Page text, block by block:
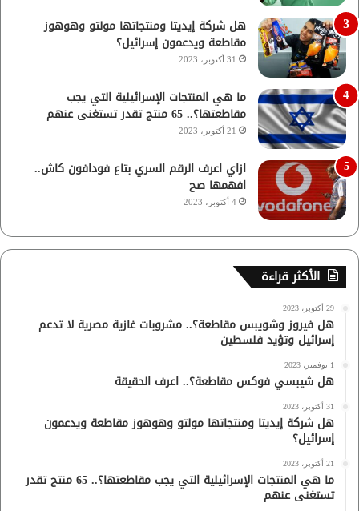
هل شركة إيديتا ومنتجاتها مولتو وهوهوز
مقاطعة ويدعمون إسرائيل؟
31 أكتوبر، 2023
ما هي المنتجات الإسرائيلية التي يجب
مقاطعتها؟.. 65 منتج تقدر تستغنى عنهم
21 أكتوبر، 2023
ازاي اعرف الرقم السري بتاع فودافون كاش..
افهمها صح
4 أكتوبر، 2023
الأكثر قراءة
29 أكتوبر، 2023
هل فيروز وشويبس مقاطعة؟.. مشروبات غازية مصرية لا تدعم
إسرائيل وتؤيد فلسطين
1 نوفمبر، 2023
هل شيبسي فوكس مقاطعة؟.. اعرف الحقيقة
31 أكتوبر، 2023
هل شركة إيديتا ومنتجاتها مولتو وهوهوز مقاطعة ويدعمون
إسرائيل؟
21 أكتوبر، 2023
ما هي المنتجات الإسرائيلية التي يجب مقاطعتها؟.. 65 منتج تقدر
تستغنى عنهم